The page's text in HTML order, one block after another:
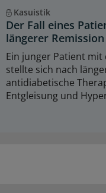
Kasuistik
Der Fall eines
längerer Remission
Ein junger Patient
stellte sich nach
antidiabetische
Entgleisung und